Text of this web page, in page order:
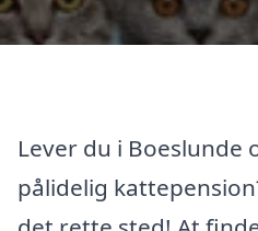
Lever du i Boeslunde
pålidelig